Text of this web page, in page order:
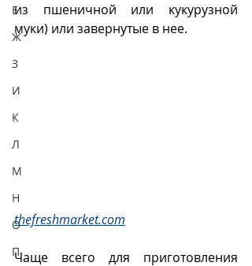
Е
Ж
З
И
К
Л
М
Н
О
П
из пшеничной или кукурузной
муки) или завернутые в нее.
thefreshmarket.com